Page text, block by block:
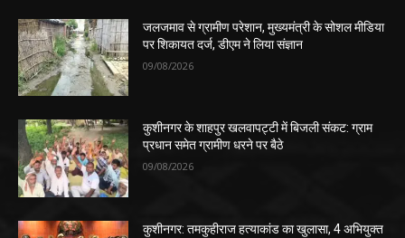
जलजमाव से ग्रामीण परेशान, मुख्यमंत्री के सोशल मीडिया
पर शिकायत दर्ज, डीएम ने लिया संज्ञान
09/08/2026
कुशीनगर के शाहपुर खलवापट्टी में बिजली संकट: ग्राम
प्रधान समेत ग्रामीण धरने पर बैठे
09/08/2026
कुशीनगर: तमकुहीराज हत्याकांड का खुलासा, 4 अभियुक्त